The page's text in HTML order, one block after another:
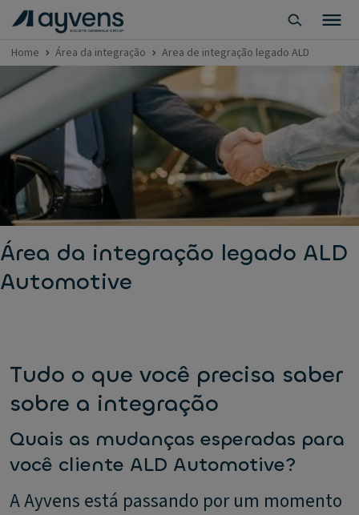
Home Área da integração Area de integração legado ALD
Área da integração legado ALD
Automotive
Tudo o que você precisa saber
sobre a integração
Quais as mudanças esperadas para
você cliente ALD Automotive?
A Ayvens está passando por um momento